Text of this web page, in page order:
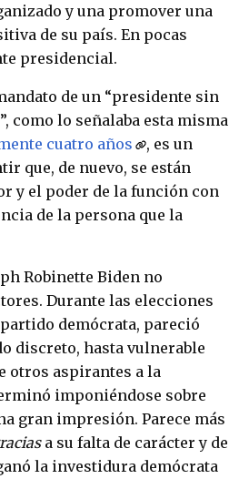
y una promover una
de su país. En pocas
presidencial.
de un “presidente sin
como lo señalaba esta misma
cuatro años
, es un
que, de nuevo, se están
y el poder de la función con
de la persona que la
Robinette Biden no
Durante las elecciones
demócrata, pareció
discreto, hasta vulnerable
otros aspirantes a la
imponiéndose sobre
gran impresión. Parece más
a su falta de carácter y de
la investidura demócrata